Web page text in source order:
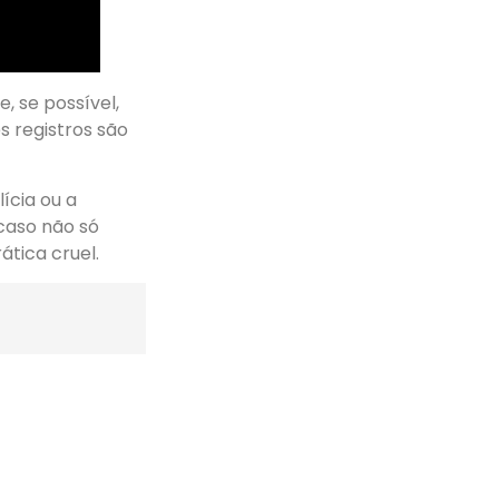
se possível,
registros são
ou a
não só
cruel.